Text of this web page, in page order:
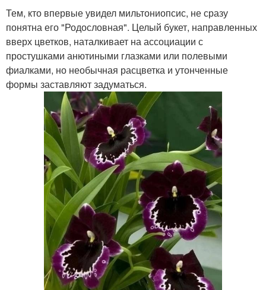
Тем, кто впервые увидел мильтониопсис, не сразу
понятна его "Родословная". Целый букет, направленных
вверх цветков, наталкивает на ассоциации с
простушками анютиными глазками или полевыми
фиалками, но необычная расцветка и утонченные
формы заставляют задуматься.